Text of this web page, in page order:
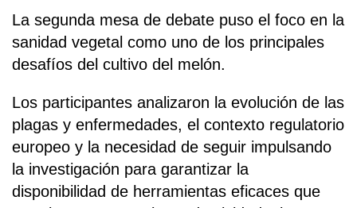
La segunda mesa de debate puso el foco en la
sanidad vegetal como uno de los principales
desafíos del cultivo del melón.
Los participantes analizaron la evolución de las
plagas y enfermedades, el contexto regulatorio
europeo y la necesidad de seguir impulsando
la investigación para garantizar la
disponibilidad de herramientas eficaces que